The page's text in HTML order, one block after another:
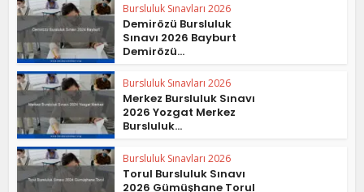
Bursluluk Sınavları 2026
Demirözü Bursluluk
Sınavı 2026 Bayburt
Demirözü...
Bursluluk Sınavları 2026
Merkez Bursluluk Sınavı
2026 Yozgat Merkez
Bursluluk...
Bursluluk Sınavları 2026
Torul Bursluluk Sınavı
2026 Gümüşhane Torul